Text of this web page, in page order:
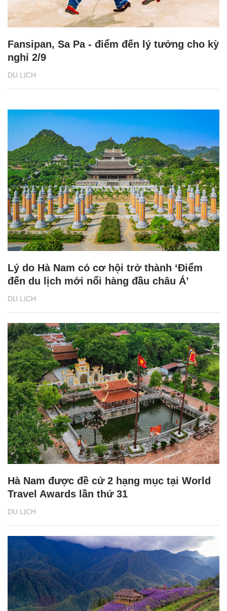
DU LỊCH
Fansipan, Sa Pa - điểm đến lý tưởng cho kỳ
nghỉ 2/9
DU LỊCH
Lý do Hà Nam có cơ hội trở thành ‘Điểm
đến du lịch mới nổi hàng đầu châu Á’
DU LỊCH
Hà Nam được đề cử 2 hạng mục tại World
Travel Awards lần thứ 31